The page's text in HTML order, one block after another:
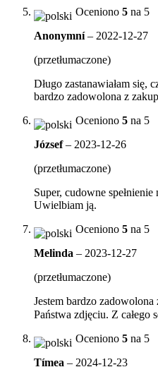
Oceniono 5 na 5
Anonymní– 2022-12-27
(przetłumaczone)
Długo zastanawiałam się,
bardzo zadowolona z
Oceniono 5 na 5
József– 2023-12-26
(przetłumaczone)
Super, cudowne
Uwielbiam ją.
Oceniono 5 na 5
Melinda – 2023-12-27
(przetłumaczone)
Jestem bardzo
Państwa zdjęciu. Z całego
Oceniono 5 na 5
Tímea – 2024-12-23